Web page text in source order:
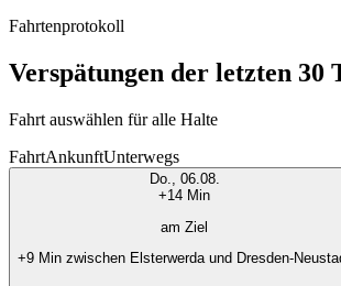
Fahrtenprotokoll
Verspätungen der letzten 30
Fahrt auswählen für alle Halte
FahrtAnkunftUnterwegs
Do., 06.08.
+14 Min
am Ziel
+9 Min zwischen Elsterwerda und Dresden-